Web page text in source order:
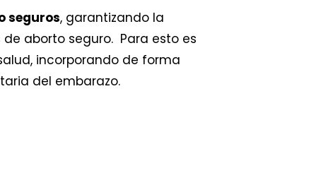
seguros, garantizando la
aborto seguro. Para esto es
incorporando de forma
del embarazo.